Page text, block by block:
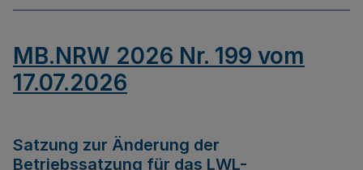
MB.NRW 2026 Nr. 199 vom
17.07.2026
Satzung zur Änderung der
Betriebssatzung für das LWL-